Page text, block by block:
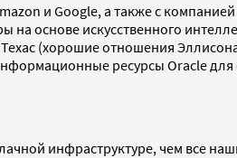
и Google, а также с
основе искусственного
(хорошие отношения
ресурсы Oracle
инфраструктуре, чем все